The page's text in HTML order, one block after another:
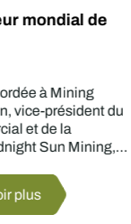
Le